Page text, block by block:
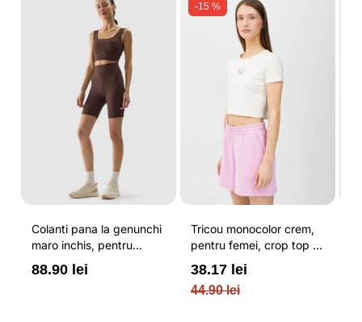
Colanti pana la genunchi
maro inchis, pentru
femei, cu striatii si
cusaturi plate 4F
88.90 lei
-15 %
Tricou monocolor crem,
pentru femei, crop top si
croiala slim 4F
44.90 lei
38.17 lei